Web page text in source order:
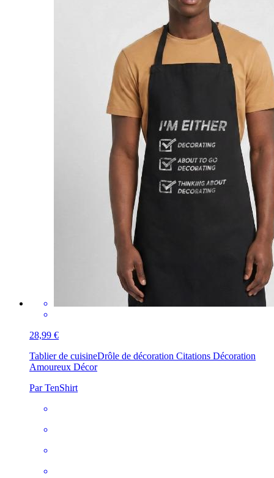
28,99 €
Tablier de cuisineDrôle de décoration Citations Décoration
Amoureux Décor
Par TenShirt